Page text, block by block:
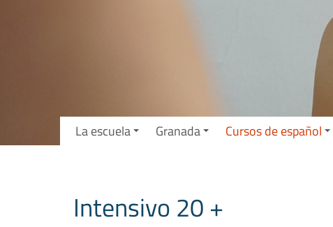
La escuela Granada Cursos de español
Intensivo 20 +